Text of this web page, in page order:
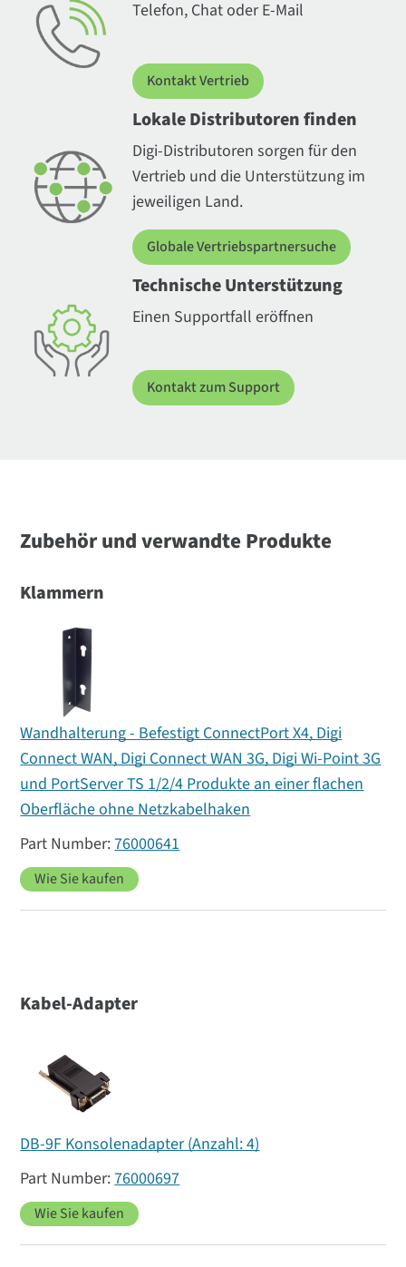
Telefon, Chat oder E-Mail
Kontakt Vertrieb
Lokale Distributoren finden
Digi-Distributoren sorgen für den
Vertrieb und die Unterstützung im
jeweiligen Land.
Globale Vertriebspartnersuche
Technische Unterstützung
Einen Supportfall eröffnen
Kontakt zum Support
Zubehör und verwandte Produkte
Klammern
Wandhalterung - Befestigt ConnectPort X4, Digi
Connect WAN, Digi Connect WAN 3G, Digi Wi-Point 3G
und PortServer TS 1/2/4 Produkte an einer flachen
Oberfläche ohne Netzkabelhaken
76000641
Wie Sie kaufen
Kabel-Adapter
DB-9F Konsolenadapter (Anzahl: 4)
76000697
Wie Sie kaufen